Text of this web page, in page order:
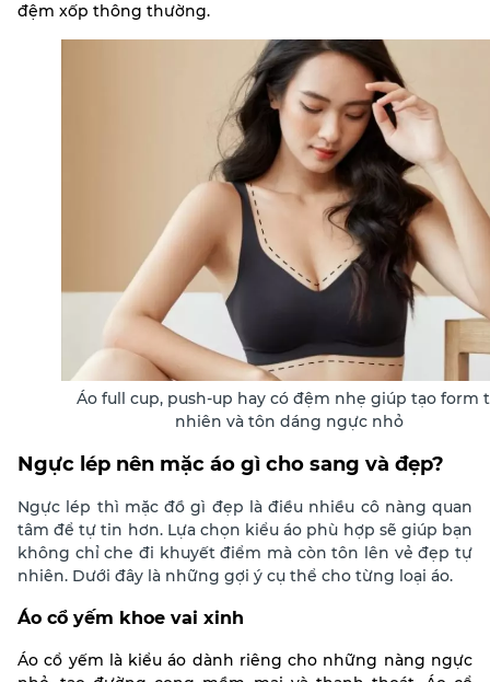
đệm xốp thông thường.
Áo full cup, push-up hay có đệm nhẹ giúp tạo form
nhiên và tôn dáng ngực nhỏ
Ngực lép nên mặc áo gì cho sang và đẹp?
Ngực lép thì mặc đồ gì đẹp là điều nhiều cô nàng quan
tâm để tự tin hơn. Lựa chọn kiểu áo phù hợp sẽ giúp bạn
không chỉ che đi khuyết điểm mà còn tôn lên vẻ đẹp tự
nhiên. Dưới đây là những gợi ý cụ thể cho từng loại áo.
Áo cổ yếm khoe vai xinh
Áo cổ yếm là kiểu áo dành riêng cho những nàng ngực